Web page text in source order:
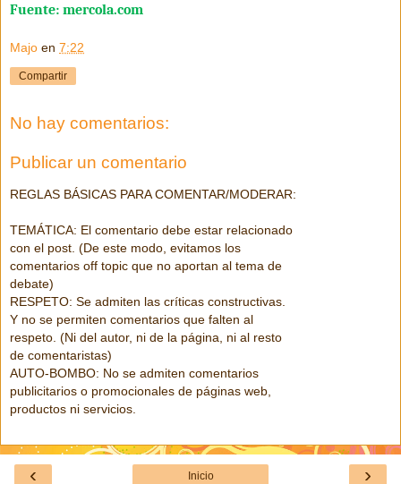
Fuente: mercola.com
Majo en 7:22
Compartir
No hay comentarios:
Publicar un comentario
REGLAS BÁSICAS PARA COMENTAR/MODERAR:
TEMÁTICA: El comentario debe estar relacionado
con el post. (De este modo, evitamos los
comentarios off topic que no aportan al tema de
debate)
RESPETO: Se admiten las críticas constructivas.
Y no se permiten comentarios que falten al
respeto. (Ni del autor, ni de la página, ni al resto
de comentaristas)
AUTO-BOMBO: No se admiten comentarios
publicitarios o promocionales de páginas web,
productos ni servicios.
‹ ›
Inicio